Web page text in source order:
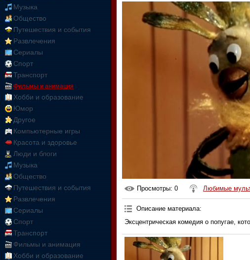
01:09:10
Музыка
Общество
Путешествия и события
Развлечения
Сериалы
Спорт
Транспорт
Фильмы и анимация
Хобби и образование
Юмор
Другое
Компьютерные игры
Красота и здоровье
Люди и блоги
Музыка
Общество
Путешествия и события
Развлечения
Сериалы
Спорт
Транспорт
Фильмы и анимация
Хобби и образование
Просмотры: 0 Любимые
Описание материала:
Эксцентрическая комедия о попугае,